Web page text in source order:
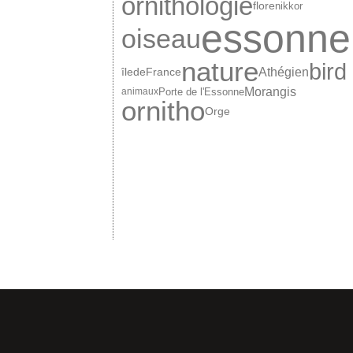
ornithologieflorenikkor
oiseauessonne
îledeFrancenatureAthégienbird
animauxPorte de l'EssonneMorangis
ornithoOrge